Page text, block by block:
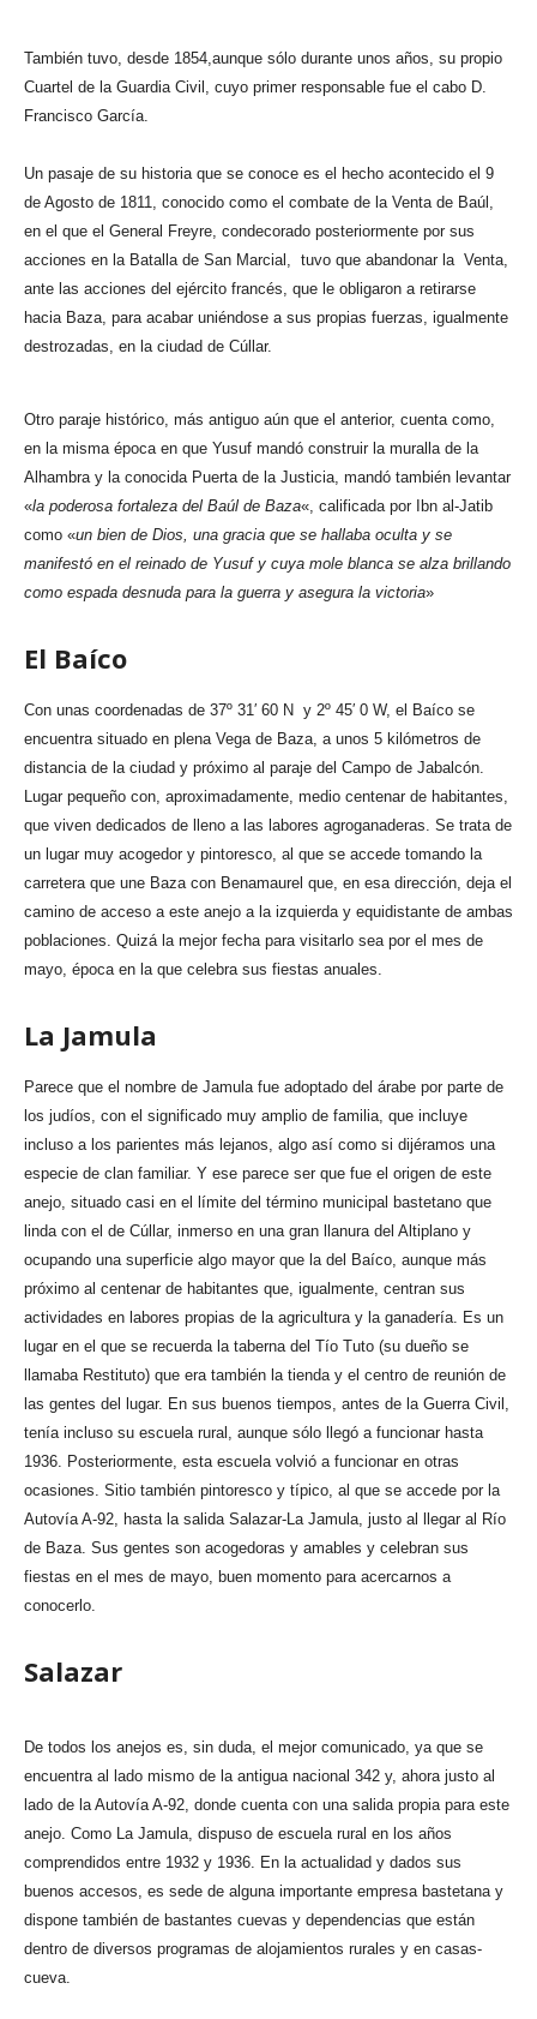
También tuvo, desde 1854,aunque sólo durante unos años, su propio
Cuartel de la Guardia Civil, cuyo primer responsable fue el cabo D.
Francisco García.
Un pasaje de su historia que se conoce es el hecho acontecido el 9
de Agosto de 1811, conocido como el combate de la Venta de Baúl,
en el que el General Freyre, condecorado posteriormente por sus
acciones en la Batalla de San Marcial, tuvo que abandonar la Venta,
ante las acciones del ejército francés, que le obligaron a retirarse
hacia Baza, para acabar uniéndose a sus propias fuerzas, igualmente
destrozadas, en la ciudad de Cúllar.
Otro paraje histórico, más antiguo aún que el anterior, cuenta como,
en la misma época en que Yusuf mandó construir la muralla de la
Alhambra y la conocida Puerta de la Justicia, mandó también levantar
«la poderosa fortaleza del Baúl de Baza«, calificada por Ibn al-Jatib
como «un bien de Dios, una gracia que se hallaba oculta y se
manifestó en el reinado de Yusuf y cuya mole blanca se alza brillando
como espada desnuda para la guerra y asegura la victoria»
El Baíco
Con unas coordenadas de 37º 31′ 60 N y 2º 45′ 0 W, el Baíco se
encuentra situado en plena Vega de Baza, a unos 5 kilómetros de
distancia de la ciudad y próximo al paraje del Campo de Jabalcón.
Lugar pequeño con, aproximadamente, medio centenar de habitantes,
que viven dedicados de lleno a las labores agroganaderas. Se trata de
un lugar muy acogedor y pintoresco, al que se accede tomando la
carretera que une Baza con Benamaurel que, en esa dirección, deja el
camino de acceso a este anejo a la izquierda y equidistante de ambas
poblaciones. Quizá la mejor fecha para visitarlo sea por el mes de
mayo, época en la que celebra sus fiestas anuales.
La Jamula
Parece que el nombre de Jamula fue adoptado del árabe por parte de
los judíos, con el significado muy amplio de familia, que incluye
incluso a los parientes más lejanos, algo así como si dijéramos una
especie de clan familiar. Y ese parece ser que fue el origen de este
anejo, situado casi en el límite del término municipal bastetano que
linda con el de Cúllar, inmerso en una gran llanura del Altiplano y
ocupando una superficie algo mayor que la del Baíco, aunque más
próximo al centenar de habitantes que, igualmente, centran sus
actividades en labores propias de la agricultura y la ganadería. Es un
lugar en el que se recuerda la taberna del Tío Tuto (su dueño se
llamaba Restituto) que era también la tienda y el centro de reunión de
las gentes del lugar. En sus buenos tiempos, antes de la Guerra Civil,
tenía incluso su escuela rural, aunque sólo llegó a funcionar hasta
1936. Posteriormente, esta escuela volvió a funcionar en otras
ocasiones. Sitio también pintoresco y típico, al que se accede por la
Autovía A-92, hasta la salida Salazar-La Jamula, justo al llegar al Río
de Baza. Sus gentes son acogedoras y amables y celebran sus
fiestas en el mes de mayo, buen momento para acercarnos a
conocerlo.
Salazar
De todos los anejos es, sin duda, el mejor comunicado, ya que se
encuentra al lado mismo de la antigua nacional 342 y, ahora justo al
lado de la Autovía A-92, donde cuenta con una salida propia para este
anejo. Como La Jamula, dispuso de escuela rural en los años
comprendidos entre 1932 y 1936. En la actualidad y dados sus
buenos accesos, es sede de alguna importante empresa bastetana y
dispone también de bastantes cuevas y dependencias que están
dentro de diversos programas de alojamientos rurales y en casas-
cueva.